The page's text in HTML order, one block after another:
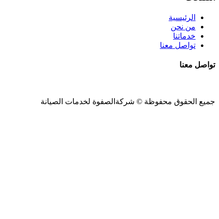
الرئيسية
من نحن
خدماتنا
تواصل معنا
تواصل معنا
جميع الحقوق محفوظة © شركةالصفوة لخدمات الصيانة